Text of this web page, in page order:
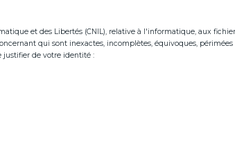
et des Libertés (CNIL), relative à l'informatique, aux
qui sont inexactes, incomplètes, équivoques,
justifier de votre identité :